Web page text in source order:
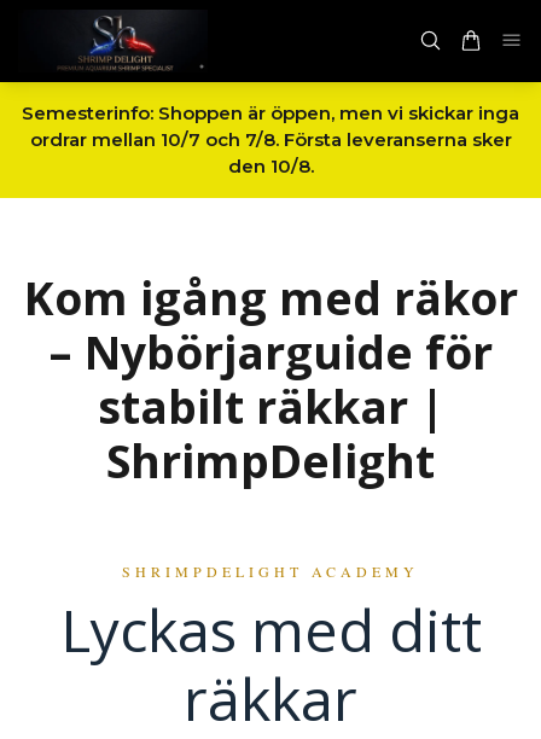
Semesterinfo: Shoppen är öppen, men vi skickar inga
ordrar mellan 10/7 och 7/8. Första leveranserna sker
den 10/8.
Kom igång med räkor
– Nybörjarguide för
stabilt räkkar |
ShrimpDelight
SHRIMPDELIGHT ACADEMY
Lyckas med ditt
räkkar